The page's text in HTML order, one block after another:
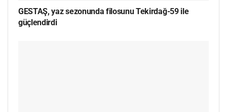
GESTAŞ, yaz sezonunda filosunu Tekirdağ-59 ile
güçlendirdi